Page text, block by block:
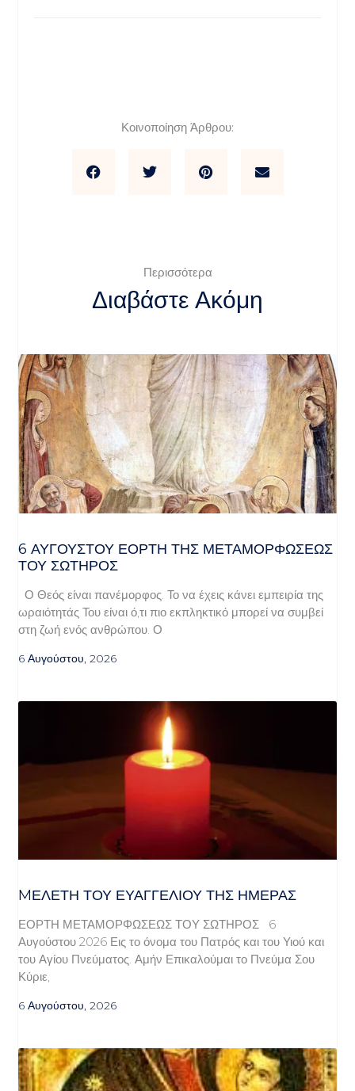
Κοινοποίηση Άρθρου:
Περισσότερα
Διαβάστε Ακόμη
6 ΑΥΓΟΥΣΤΟΥ ΕΟΡΤΗ ΤΗΣ ΜΕΤΑΜΟΡΦΩΣΕΩΣ
ΤΟΥ ΣΩΤΗΡΟΣ
Ο Θεός είναι πανέμορφος. Το να έχεις κάνει εμπειρία της
ωραιότητάς Του είναι ό,τι πιο εκπληκτικό μπορεί να συμβεί
στη ζωή ενός ανθρώπου. Ο
6 Αυγούστου, 2026
MΕΛΈΤΗ ΤΟΥ ΕΥΑΓΓΕΛΊΟΥ ΤΗΣ ΗΜΈΡΑΣ
ΕΟΡΤΗ ΜΕΤΑΜΟΡΦΩΣΕΩΣ ΤΟΥ ΣΩΤΗΡΟΣ 6
Αυγούστου 2026 Εις το όνομα του Πατρός και του Υιού και
του Αγίου Πνεύματος. Αμήν Επικαλούμαι το Πνεύμα Σου
Κύριε,
6 Αυγούστου, 2026